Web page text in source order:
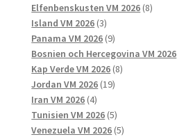
produkter
Elfenbenskusten VM 2026 88
Island VM 2026 33
produkter
Panama VM 2026 99
produkter
Bosnien och Hercegovina VM 2026
Kap Verde VM 2026 88
Jordan VM 2026 1919
Iran VM 2026 44
produkter
Tunisien VM 2026 55
produkter
Venezuela VM 2026 55